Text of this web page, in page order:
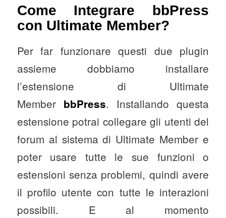
Come Integrare bbPress
con Ultimate Member?
Per far funzionare questi due plugin
assieme dobbiamo installare
l’estensione di Ultimate
Member bbPress. Installando questa
estensione potrai collegare gli utenti del
forum al sistema di Ultimate Member e
poter usare tutte le sue funzioni o
estensioni senza problemi, quindi avere
il profilo utente con tutte le interazioni
possibili. E al momento